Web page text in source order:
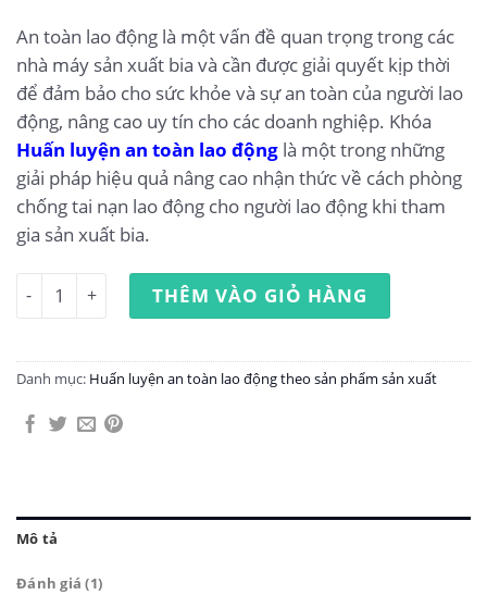
An toàn lao động là một vấn đề quan trọng trong các
nhà máy sản xuất bia và cần được giải quyết kịp thời
để đảm bảo cho sức khỏe và sự an toàn của người lao
động, nâng cao uy tín cho các doanh nghiệp. Khóa
Huấn luyện an toàn lao động là một trong những
giải pháp hiệu quả nâng cao nhận thức về cách phòng
chống tai nạn lao động cho người lao động khi tham
gia sản xuất bia.
Huấn luyện an toàn lao động sản xuất bia số lượng
THÊM VÀO GIỎ HÀNG
Danh mục: Huấn luyện an toàn lao động theo sản phẩm sản xuất
Mô tả
Đánh giá (1)